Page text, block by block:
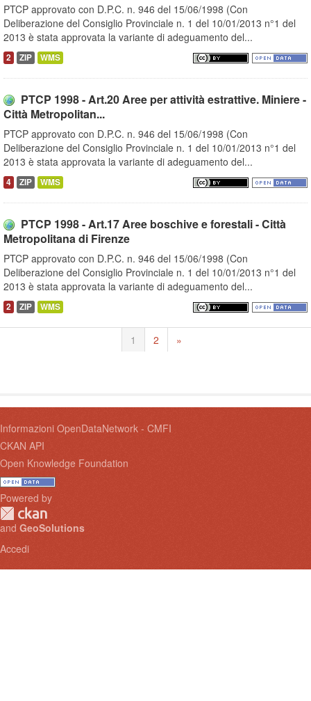
PTCP approvato con D.P.C. n. 946 del 15/06/1998 (Con
Deliberazione del Consiglio Provinciale n. 1 del 10/01/2013 n°1 del
2013 è stata approvata la variante di adeguamento del...
2 ZIP WMS
PTCP 1998 - Art.20 Aree per attività estrattive. Miniere -
Città Metropolitan...
PTCP approvato con D.P.C. n. 946 del 15/06/1998 (Con
Deliberazione del Consiglio Provinciale n. 1 del 10/01/2013 n°1 del
2013 è stata approvata la variante di adeguamento del...
4 ZIP WMS
PTCP 1998 - Art.17 Aree boschive e forestali - Città
Metropolitana di Firenze
PTCP approvato con D.P.C. n. 946 del 15/06/1998 (Con
Deliberazione del Consiglio Provinciale n. 1 del 10/01/2013 n°1 del
2013 è stata approvata la variante di adeguamento del...
2 ZIP WMS
1 2 »
Informazioni OpenDataNetwork - CMFI
CKAN API
Open Knowledge Foundation
Powered by
and GeoSolutions
Accedi